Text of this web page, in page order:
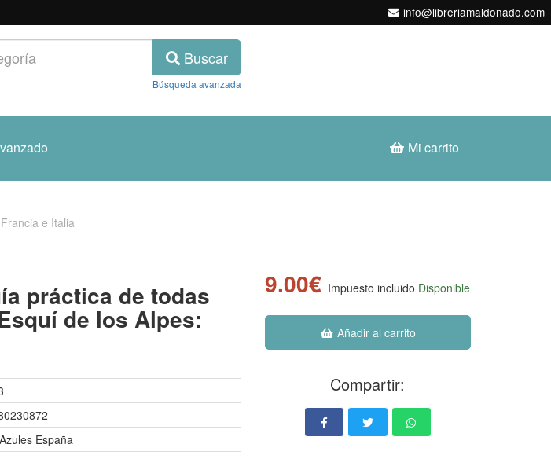
info@libreriamaldonado.com
Buscar
Búsqueda avanzada
Mi carrito
e Italia
práctica de todas
de los Alpes:
España
9.00€ Impuesto incluido Disponible
Añadir al carrito
Compartir: